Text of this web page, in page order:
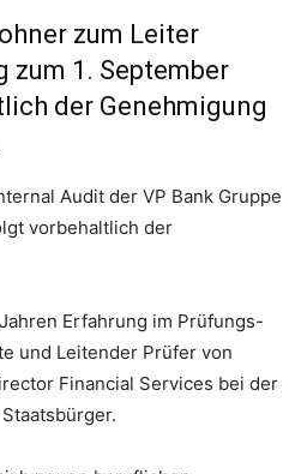
zum Leiter
zum 1. September
der Genehmigung
Audit der VP Bank Gruppe
vorbehaltlich der
Erfahrung im Prüfungs-
und Leitender Prüfer von
Financial Services bei der